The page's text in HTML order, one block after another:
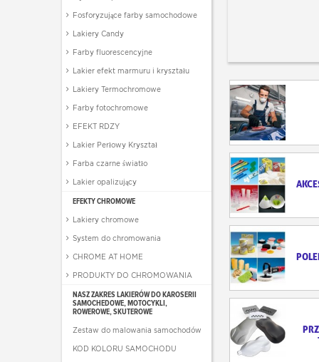
Fosforyzujące farby samochodowe
Lakiery Candy
Farby fluorescencyjne
Lakier efekt marmuru i kryształu
Lakiery Termochromowe
Farby fotochromowe
EFEKT RDZY
Lakier Perłowy Kryształ
Farba czarne światło
Lakier opalizujący
EFEKTY CHROMOWE
Lakiery chromowe
System do chromowania
CHROME AT HOME
PRODUKTY DO CHROMOWANIA
NASZ ZAKRES LAKIERÓW DO KAROSERII
SAMOCHEDOWE, MOTOCYKLI,
ROWEROWE, SKUTEROWE
Zestaw do malowania samochodów
KOD KOLORU SAMOCHODU